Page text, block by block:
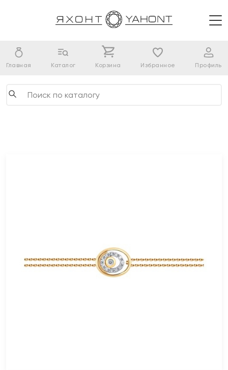
Главная Каталог Корзина Избранное Профиль